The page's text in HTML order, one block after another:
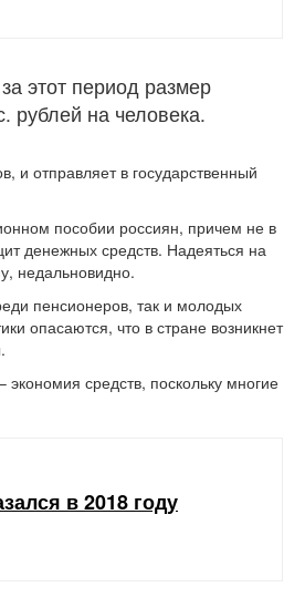
этот период размер
рублей на человека.
и отправляет в государственный
пособии россиян, причем не в
денежных средств. Надеяться на
недальновидно.
пенсионеров, так и молодых
опасаются, что в стране возникнет
средств, поскольку многие
в 2018 году